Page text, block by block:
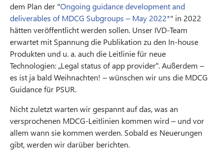
dem Plan der "Ongoing guidance development and
deliverables of MDCG Subgroups – May 2022*" in 2022
hätten veröffentlicht werden sollen. Unser IVD-Team
erwartet mit Spannung die Publikation zu den In-house
Produkten und u. a. auch die Leitlinie für neue
Technologien: „Legal status of app provider“. Außerdem –
es ist ja bald Weihnachten! – wünschen wir uns die MDCG
Guidance für PSUR.
Nicht zuletzt warten wir gespannt auf das, was an
versprochenen MDCG-Leitlinien kommen wird – und vor
allem wann sie kommen werden. Sobald es Neuerungen
gibt, werden wir darüber berichten.